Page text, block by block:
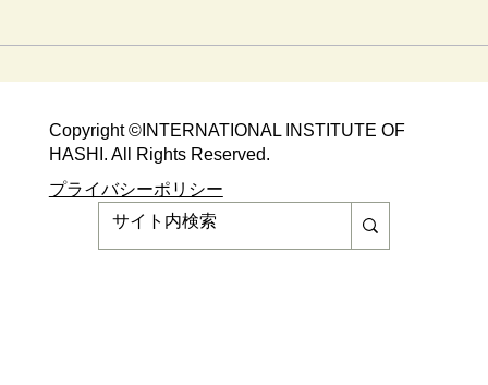
Copyright ©​INTERNATIONAL INSTITUTE OF
HASHI. All Rights Reserved.​
​​プライバシーポリシー